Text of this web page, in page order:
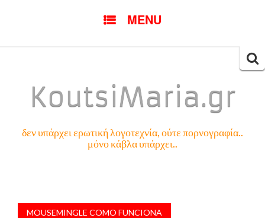
MENU
KoutsiMaria.gr
δεν υπάρχει ερωτική λογοτεχνία, ούτε πορνογραφία..
μόνο κάβλα υπάρχει..
MOUSEMINGLE COMO FUNCIONA